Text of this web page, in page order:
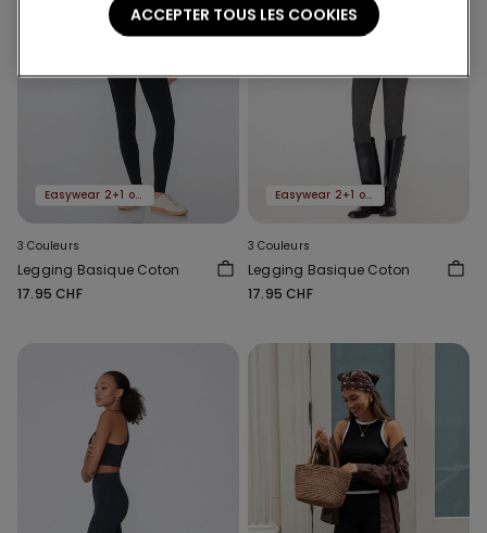
Easywear 2+1 offert
3 Couleurs
Legging Basique Coton
17.95 CHF
Easywear 2+1 offert
3 Couleurs
Legging Basique Coton
17.95 CHF
ACCEPTER TOUS LES COOKIES